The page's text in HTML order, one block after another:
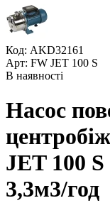
Код: AKD32161
Арт: FW JET 100 S
В наявності
Насос
JET 100
3,3м3/год